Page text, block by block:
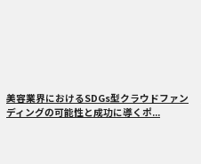
美容業界におけるSDGs型クラウドファン
ディングの可能性と成功に導くポ...